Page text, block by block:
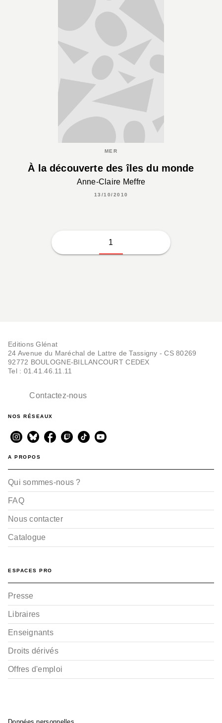
MER
À la découverte des îles du monde
Anne-Claire Meffre
13/10/2010
1
Editions Glénat
24 Avenue du Maréchal de Lattre de Tassigny - CS 80269
92772 BOULOGNE-BILLANCOURT CEDEX
Tel : 01.41.46.11.11
Contactez-nous
NOS RÉSEAUX
A PROPOS
Qui sommes-nous ?
FAQ
Nous contacter
Catalogue
ESPACES PRO
Presse
Libraires
Enseignants
Droits dérivés
Offres d'emploi